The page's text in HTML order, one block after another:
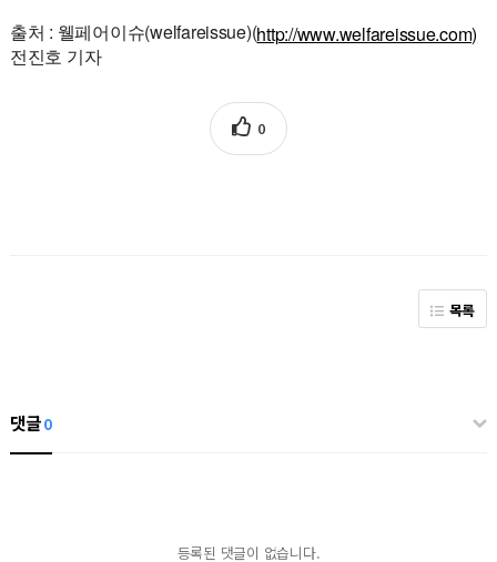
출처 : 웰페어이슈(welfareissue)(http://www.welfareissue.com)
전진호 기자
0
목록
댓글0
등록된 댓글이 없습니다.